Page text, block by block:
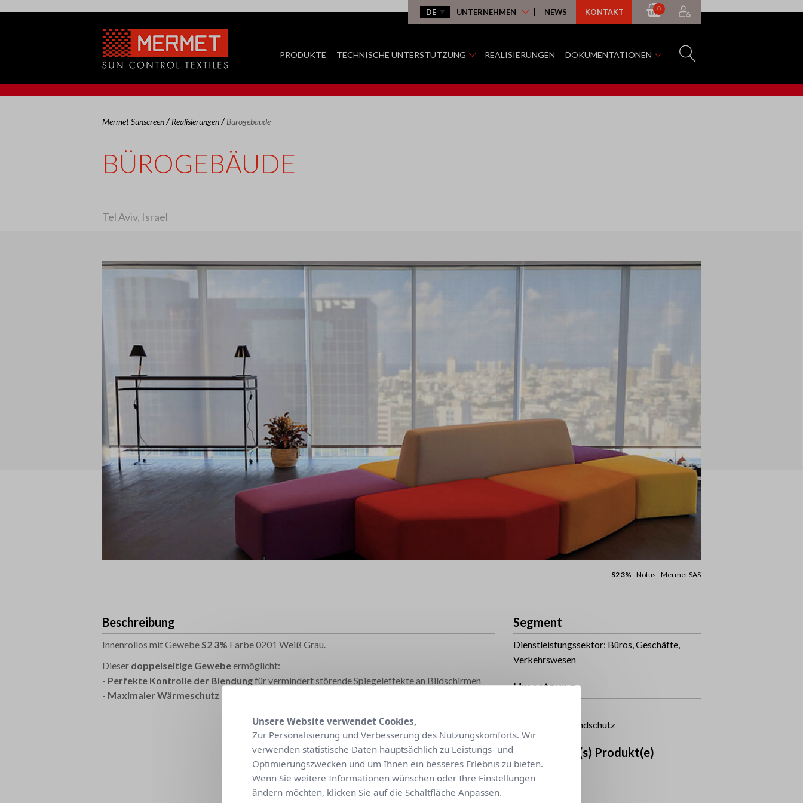
UNTERNEHMEN NEWS KONTAKT 0
PRODUKTE TECHNISCHE UNTERSTÜTZUNG REALISIERUNGEN DOKUMENTATIONEN
Mermet Sunscreen/Realisierungen/Bürogebäude
BÜROGEBÄUDE
Tel Aviv, Israel
S2 3% - Notus - Mermet SAS
Beschreibung
Innenrollos mit GewebeS2 3% Farbe 0201 Weiß Grau.
Dieser doppelseitige Gewebeermöglicht:
- Perfekte Kontrolle der Blendungfür vermindert störende Spiegeleffekte an Bildschirmen
- Maximaler Wärmeschutz
Segment
Dienstleistungssektor: Büros, Geschäfte,
Verkehrswesen
Umsetzung
Sonnen- und Blendschutz
Verbundene(s) Produkt(e)
S2 3%
Unsere Website verwendet Cookies,
Zur Personalisierung und Verbesserung des Nutzungskomforts. Wir
verwenden statistische Daten hauptsächlich zu Leistungs- und
Optimierungszwecken und um Ihnen ein besseres Erlebnis zu bieten.
Wenn Sie weitere Informationen wünschen oder Ihre Einstellungen
ändern möchten, klicken Sie auf die Schaltfläche Anpassen.